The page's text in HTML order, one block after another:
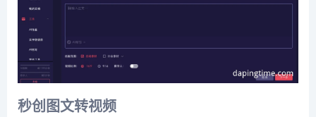
秒创图文转视频